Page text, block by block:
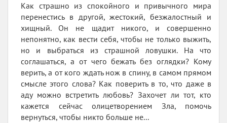
Как страшно из спокойного и привычного мира
перенестись в другой, жестокий, безжалостный и
хищный. Он не щадит никого, и совершенно
непонятно, как вести себя, чтобы не только выжить,
но и выбраться из страшной ловушки. На что
соглашаться, а от чего бежать без оглядки? Кому
верить, а от кого ждать нож в спину, в самом прямом
смысле этого слова? Как поверить в то, что даже в
аду можно встретить любовь? Захочет ли тот, кто
кажется сейчас олицетворением Зла, помочь
вернуться, чтобы никто больше не...